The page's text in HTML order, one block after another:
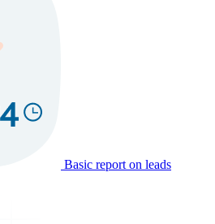
Basic report on leads